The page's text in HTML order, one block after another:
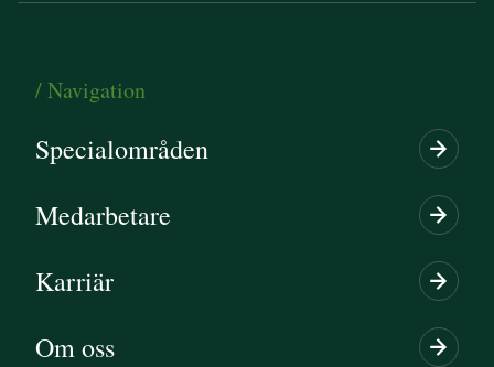
/ Navigation
Specialområden
Medarbetare
Karriär
Om oss